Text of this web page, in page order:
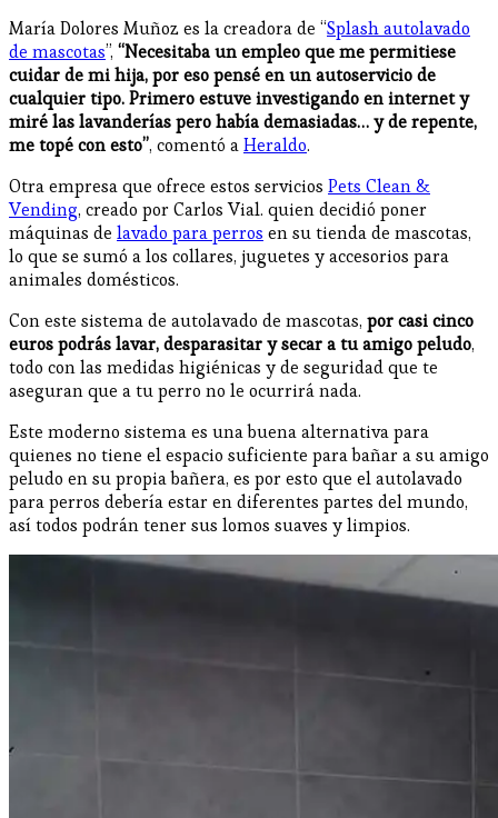
María Dolores Muñoz es la creadora de “Splash autolavado
de mascotas”, “Necesitaba un empleo que me permitiese
cuidar de mi hija, por eso pensé en un autoservicio de
cualquier tipo. Primero estuve investigando en internet y
miré las lavanderías pero había demasiadas… y de repente,
me topé con esto”, comentó aHeraldo.
Otra empresa que ofrece estos servicios Pets Clean &
Vending, creado por Carlos Vial. quien decidió poner
máquinas de lavado para perros en su tienda de mascotas,
lo que se sumó a los collares, juguetes y accesorios para
animales domésticos.
Con este sistema de autolavado de mascotas, por casi cinco
euros podrás lavar, desparasitar y secar a tu amigo peludo,
todo con las medidas higiénicas y de seguridad que te
aseguran que a tu perro no le ocurrirá nada.
Este moderno sistema es una buena alternativa para
quienes no tiene el espacio suficiente para bañar a su amigo
peludo en su propia bañera, es por esto que el autolavado
para perros debería estar en diferentes partes del mundo,
así todos podrán tener sus lomos suaves y limpios.